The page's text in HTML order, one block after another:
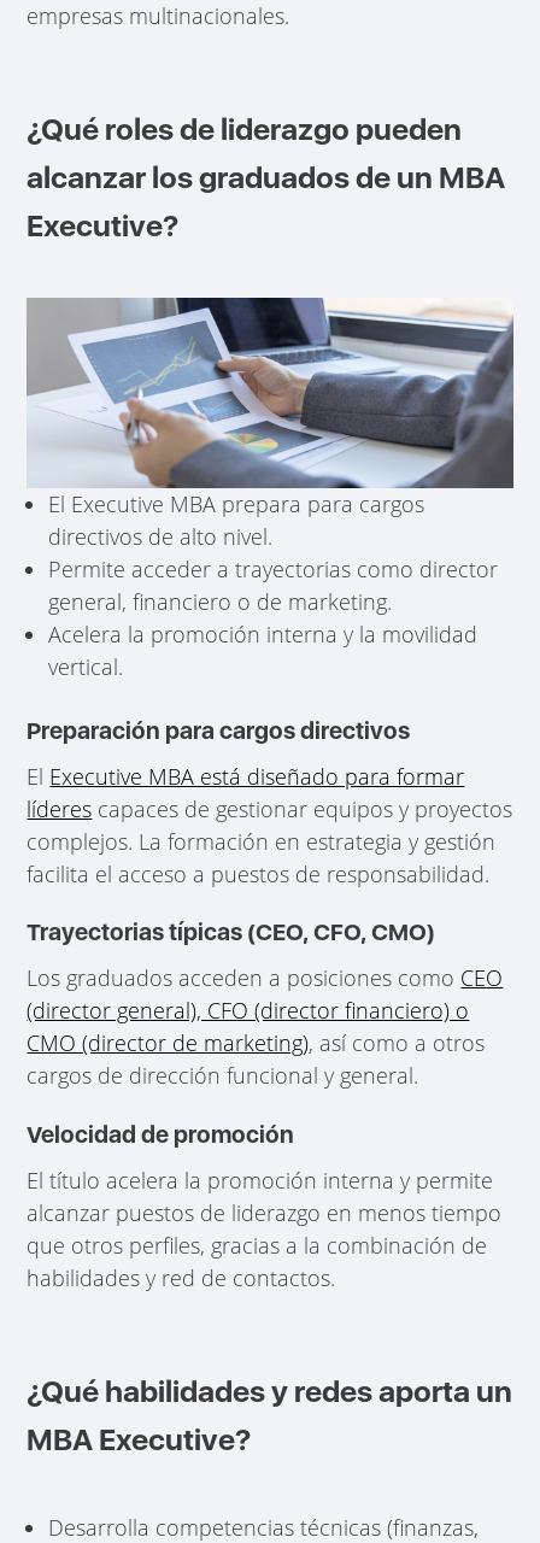
empresas multinacionales.
¿Qué roles de liderazgo pueden
alcanzar los graduados de un MBA
Executive?
El Executive MBA prepara para cargos
directivos de alto nivel.
Permite acceder a trayectorias como director
general, financiero o de marketing.
Acelera la promoción interna y la movilidad
vertical.
Preparación para cargos directivos
El Executive MBA está diseñado para formar
líderes capaces de gestionar equipos y proyectos
complejos. La formación en estrategia y gestión
facilita el acceso a puestos de responsabilidad.
Trayectorias típicas (CEO, CFO, CMO)
Los graduados acceden a posiciones como CEO
(director general), CFO (director financiero) o
CMO (director de marketing), así como a otros
cargos de dirección funcional y general.
Velocidad de promoción
El título acelera la promoción interna y permite
alcanzar puestos de liderazgo en menos tiempo
que otros perfiles, gracias a la combinación de
habilidades y red de contactos.
¿Qué habilidades y redes aporta un
MBA Executive?
Desarrolla competencias técnicas (finanzas,